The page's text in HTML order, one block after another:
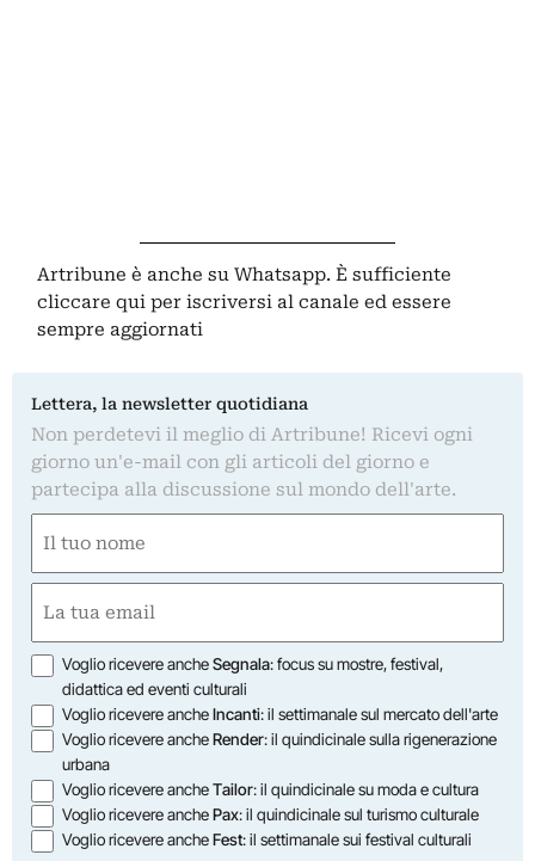
Artribune è anche su Whatsapp. È sufficiente
cliccare qui per iscriversi al canale ed essere
sempre aggiornati
Lettera, la newsletter quotidiana
Non perdetevi il meglio di Artribune! Ricevi ogni
giorno un'e-mail con gli articoli del giorno e
partecipa alla discussione sul mondo dell'arte.
(Required)
First
(Required)
Opzioni
Voglio ricevere ancheSegnala: focus su mostre, festival,
didattica ed eventi culturali
Voglio ricevere ancheIncanti: il settimanale sul mercato dell'arte
Voglio ricevere ancheRender: il quindicinale sulla rigenerazione
urbana
Voglio ricevere ancheTailor: il quindicinale su moda e cultura
Voglio ricevere anchePax: il quindicinale sul turismo culturale
Voglio ricevere ancheFest: il settimanale sui festival culturali